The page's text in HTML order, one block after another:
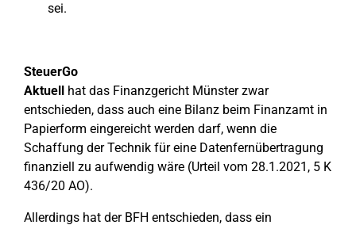
sei.
SteuerGo
Aktuell hat das Finanzgericht Münster zwar
entschieden, dass auch eine Bilanz beim Finanzamt in
Papierform eingereicht werden darf, wenn die
Schaffung der Technik für eine Datenfernübertragung
finanziell zu aufwendig wäre (Urteil vom 28.1.2021, 5 K
436/20 AO).
Allerdings hat der BFH entschieden, dass ein